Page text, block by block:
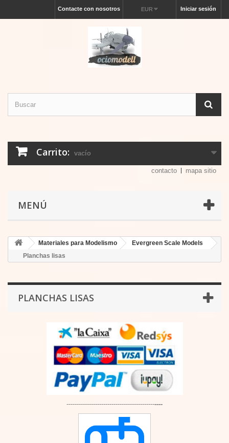
Iniciar sesión
EUR
Contacte con nosotros
Carrito: vacío
contacto mapa sitio
MENÚ
Materiales para Modelismo
Evergreen Scale Models
Planchas lisas
PLANCHAS LISAS
-----------------------------------------------